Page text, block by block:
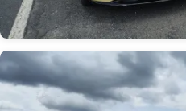
Obrázek